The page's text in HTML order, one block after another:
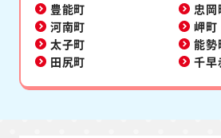
豊能町
忠岡
河南町
岬町
太子町
能勢
田尻町
千早